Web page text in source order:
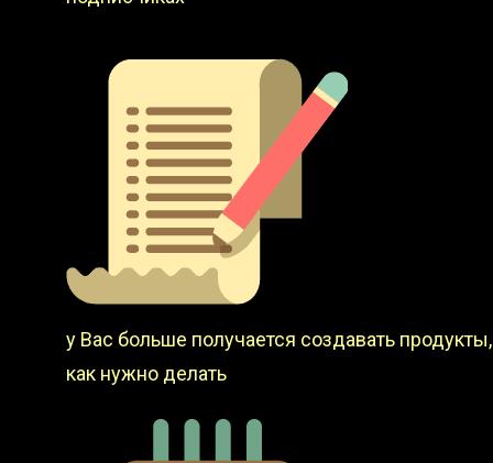
у Вас больше получается создавать
как нужно делать